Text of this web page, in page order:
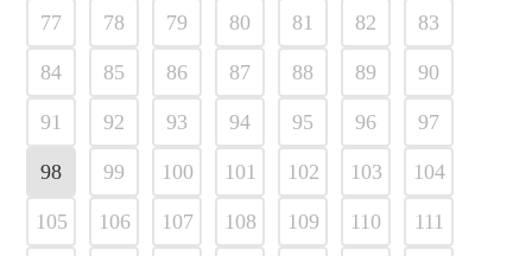
77 78 79 80 81 82 83
84 85 86 87 88 89 90
91 92 93 94 95 96 97
98 99 100 101 102 103 104
105 106 107 108 109 110 111